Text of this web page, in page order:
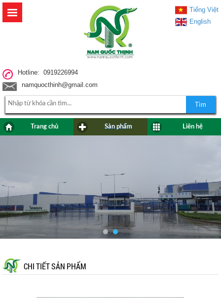
Hotline: 0919226994
namquocthinh@gmail.com
Tiếng Việt
English
Tìm
Trang chủ Sản phẩm Liên hệ
CHI TIẾT SẢN PHẨM